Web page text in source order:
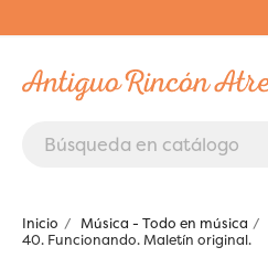
Inicio Música - Todo en música
40. Funcionando. Maletín original.